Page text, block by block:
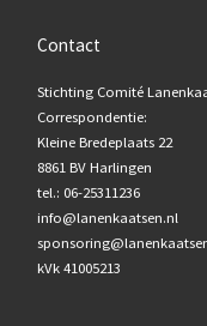
Contact
Stichting Comité
Correspondentie:
Kleine Bredeplaats 22
8861 BV Harlingen
tel.: 06-25311236
info@lanenkaatsen.nl
kVk 41005213